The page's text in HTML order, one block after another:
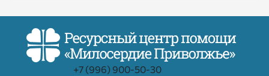
+7 (996) 900-50-30